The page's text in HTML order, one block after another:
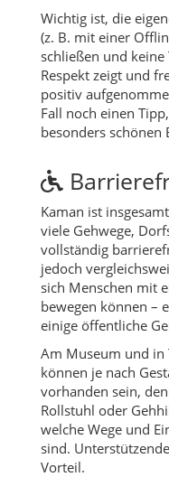
Wichtig ist, die
(z. B. mit einer
schließen und
Respekt zeigt und
positiv
Fall noch einen
besonders schönen
Kaman ist
viele Gehwege,
vollständig
jedoch
sich Menschen mit
bewegen können –
einige öffentliche
Am Museum und in
können je nach
vorhanden sein,
Rollstuhl oder
welche Wege und
sind.
Vorteil.